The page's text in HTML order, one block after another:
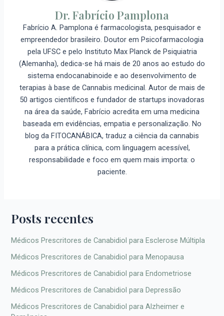
Dr. Fabrício Pamplona
Fabrício A. Pamplona é farmacologista, pesquisador e
empreendedor brasileiro. Doutor em Psicofarmacologia
pela UFSC e pelo Instituto Max Planck de Psiquiatria
(Alemanha), dedica-se há mais de 20 anos ao estudo do
sistema endocanabinoide e ao desenvolvimento de
terapias à base de Cannabis medicinal. Autor de mais de
50 artigos científicos e fundador de startups inovadoras
na área da saúde, Fabrício acredita em uma medicina
baseada em evidências, empatia e personalização. No
blog da FITOCANÁBICA, traduz a ciência da cannabis
para a prática clínica, com linguagem acessível,
responsabilidade e foco em quem mais importa: o
paciente.
Posts recentes
Médicos Prescritores de Canabidiol para Esclerose Múltipla
Médicos Prescritores de Canabidiol para Menopausa
Médicos Prescritores de Canabidiol para Endometriose
Médicos Prescritores de Canabidiol para Depressão
Médicos Prescritores de Canabidiol para Alzheimer e